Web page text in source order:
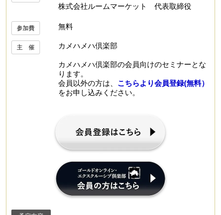
株式会社ルームマーケット 代表取締役
参加費 無料
主 催 カメハメハ倶楽部
カメハメハ倶楽部の会員向けのセミナーとな
ります。
会員以外の方は、 こちらより会員登録(無料）
をお申し込みください。